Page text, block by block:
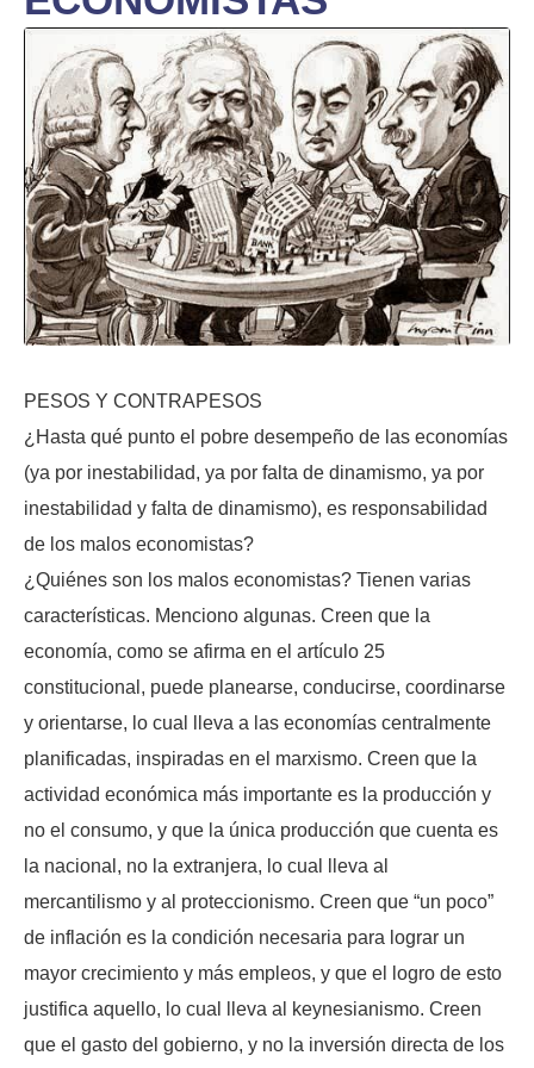
PESOS Y CONTRAPESOS
¿Hasta qué punto el pobre desempeño de las economías
(ya por inestabilidad, ya por falta de dinamismo, ya por
inestabilidad y falta de dinamismo), es responsabilidad
de los malos economistas?
¿Quiénes son los malos economistas? Tienen varias
características. Menciono algunas. Creen que la
economía, como se afirma en el artículo 25
constitucional, puede planearse, conducirse, coordinarse
y orientarse, lo cual lleva a las economías centralmente
planificadas, inspiradas en el marxismo. Creen que la
actividad económica más importante es la producción y
no el consumo, y que la única producción que cuenta es
la nacional, no la extranjera, lo cual lleva al
mercantilismo y al proteccionismo. Creen que “un poco”
de inflación es la condición necesaria para lograr un
mayor crecimiento y más empleos, y que el logro de esto
justifica aquello, lo cual lleva al keynesianismo. Creen
que el gasto del gobierno, y no la inversión directa de los